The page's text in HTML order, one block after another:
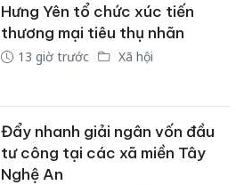
Hưng Yên tổ chức xúc tiến
thương mại tiêu thụ nhãn
13 giờ trước Xã hội
Đẩy nhanh giải ngân vốn đầu
tư công tại các xã miền Tây
Nghệ An